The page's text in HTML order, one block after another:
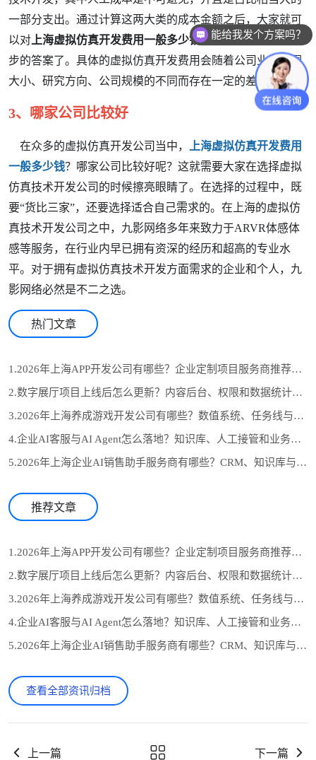
一部分支出。通过计算这两大类的成本金额之后，大家就可
以对 上海虚拟仿真开发费用一般多少钱这样的问题有一个初
步的答案了。具体的虚拟仿真开发费用会随着公司业务范围
大小、研究方向、公司规模的不同而存在一定的差异。
3、哪家公司比较好
在众多的虚拟仿真开发公司当中，
上海虚拟仿真开发费用
一般多少钱？哪家公司比较好呢？这就需要大家在选择虚拟
仿真技术开发公司的时候擦亮眼睛了。在选择的过程中，既
要“货比三家”，还要选择适合自己需求的。在上海的虚拟仿
真技术开发公司之中，九影网络多年来致力于ARVR体感体
感等服务，在行业内早已拥有资深的经历和超高的专业水
平。对于拥有虚拟仿真技术开发方面需求的企业和个人，九
影网络必然是不二之选。
热门文章
1.2026年上海APP开发公司有哪些？企业定制项目服务商推荐与选型参考
2.数字展厅项目上线后怎么更新？内容后台、权限和数据统计设计
3.2026年上海养成游戏开发公司有哪些？数值系统、任务线与长期运营怎么选
4.企业AI客服与AI Agent怎么落地？知识库、人工接管和业务系统对接流程
5.2026年上海企业AI销售助手服务商有哪些？CRM、知识库与自动跟进怎么选
推荐文章
1.2026年上海APP开发公司有哪些？企业定制项目服务商推荐与选型参考
2.数字展厅项目上线后怎么更新？内容后台、权限和数据统计设计
3.2026年上海养成游戏开发公司有哪些？数值系统、任务线与长期运营怎么选
4.企业AI客服与AI Agent怎么落地？知识库、人工接管和业务系统对接流程
5.2026年上海企业AI销售助手服务商有哪些？CRM、知识库与自动跟进怎么选
查看全部资讯归档
上一篇 下一篇
能给我发个方案吗？